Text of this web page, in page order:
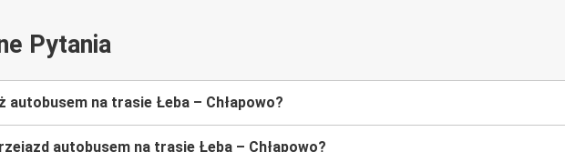
Pytania
autobusem na trasie Łeba – Chłapowo?
autobusem na trasie Łeba – Chłapowo?